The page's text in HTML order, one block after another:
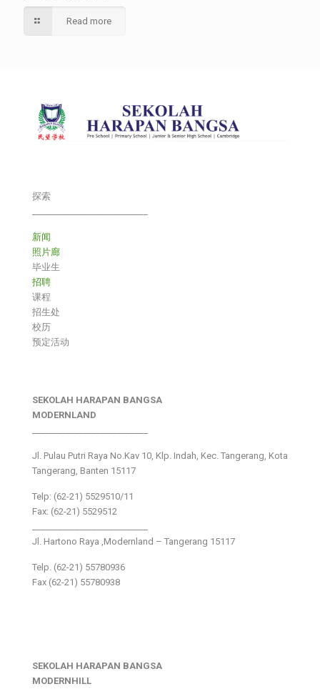
Read more
探索
新闻
照片廊
毕业生
招聘
课程
招生处
校历
预定活动
SEKOLAH HARAPAN BANGSA
MODERNLAND
Jl. Pulau Putri Raya No.Kav 10, Klp. Indah, Kec. Tangerang, Kota
Tangerang, Banten 15117
Telp: (62-21) 5529510/11
Fax: (62-21) 5529512
Jl. Hartono Raya ,Modernland – Tangerang 15117
Telp. (62-21) 55780936
Fax (62-21) 55780938
SEKOLAH HARAPAN BANGSA
MODERNHILL